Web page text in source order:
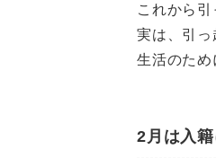
これから
実は、引
生活のため
2月は入